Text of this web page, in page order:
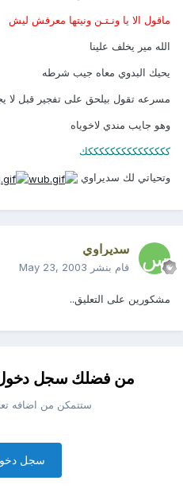
ماقول الا يا ونـتـن ونيتها معرفش ليش
الله مير يخلف علينا
يحيك البدوي معاه جيب شرطه
مسرعه تقول بيلحق على تفجير قبل لا
وهو جايب مندي لاخوياه
كككككككككككككككك
وتحياتي لك سديراوي
سديراوي
قام بنشر May 23, 2003
مشكورين على التعليق..
من فضلك سجل دخول
ستتمكن من اضافه
سجل